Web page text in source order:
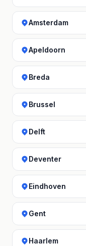
Amsterdam
Apeldoorn
Breda
Brussel
Delft
Deventer
Eindhoven
Gent
Haarlem